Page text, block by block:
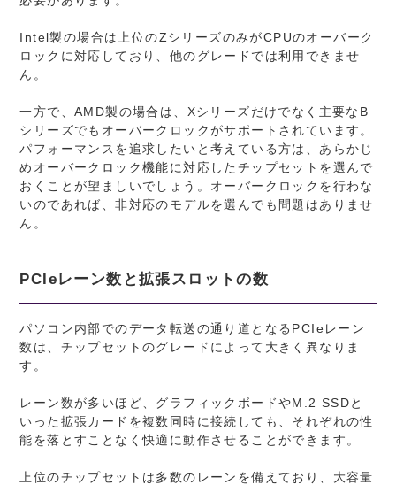
Intel製の場合は上位のZシリーズのみがCPUのオーバーク
ロックに対応しており、他のグレードでは利用できませ
ん。
一方で、AMD製の場合は、Xシリーズだけでなく主要なB
シリーズでもオーバークロックがサポートされています。
パフォーマンスを追求したいと考えている方は、あらかじ
めオーバークロック機能に対応したチップセットを選んで
おくことが望ましいでしょう。オーバークロックを行わな
いのであれば、非対応のモデルを選んでも問題はありませ
ん。
PCIeレーン数と拡張スロットの数
パソコン内部でのデータ転送の通り道となるPCIeレーン
数は、チップセットのグレードによって大きく異なりま
す。
レーン数が多いほど、グラフィックボードやM.2 SSDと
いった拡張カードを複数同時に接続しても、それぞれの性
能を落とすことなく快適に動作させることができます。
上位のチップセットは多数のレーンを備えており、大容量